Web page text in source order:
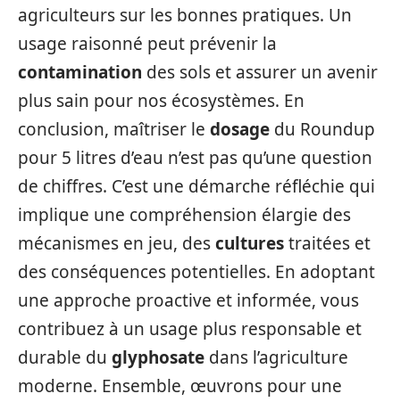
agriculteurs sur les bonnes pratiques. Un
usage raisonné peut prévenir la
contamination des sols et assurer un avenir
plus sain pour nos écosystèmes. En
conclusion, maîtriser le dosage du Roundup
pour 5 litres d’eau n’est pas qu’une question
de chiffres. C’est une démarche réfléchie qui
implique une compréhension élargie des
mécanismes en jeu, desculturestraitées et
des conséquences potentielles. En adoptant
une approche proactive et informée, vous
contribuez à un usage plus responsable et
durable du glyphosate dans l’agriculture
moderne. Ensemble, œuvrons pour une